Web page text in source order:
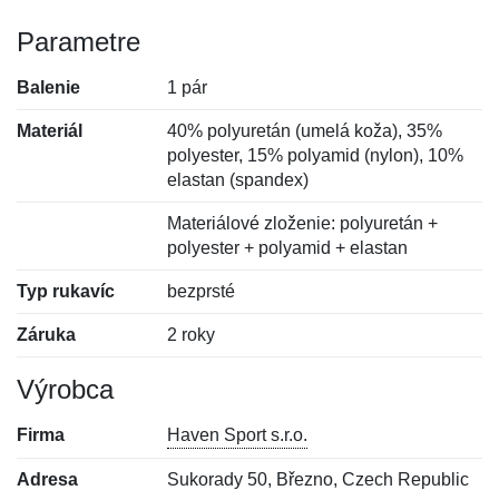
Parametre
Balenie 1 pár
Materiál
40% polyuretán (umelá koža), 35%
polyester, 15% polyamid (nylon), 10%
elastan (spandex)
Materiálové zloženie: polyuretán +
polyester + polyamid + elastan
Typ rukavíc bezprsté
Záruka 2 roky
Výrobca
Firma Haven Sport s.r.o.
Adresa Sukorady 50, Březno, Czech Republic